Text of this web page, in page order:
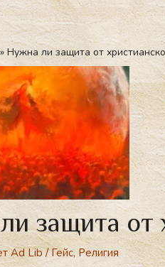
Нужна ли защита от
защита от
Ad Lib/Гейс,Религия